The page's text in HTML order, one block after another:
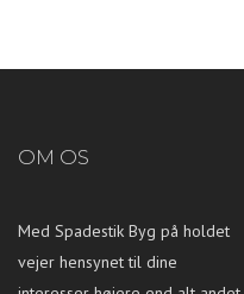
OM OS
Med Spadestik Byg på holdet
vejer hensynet til dine